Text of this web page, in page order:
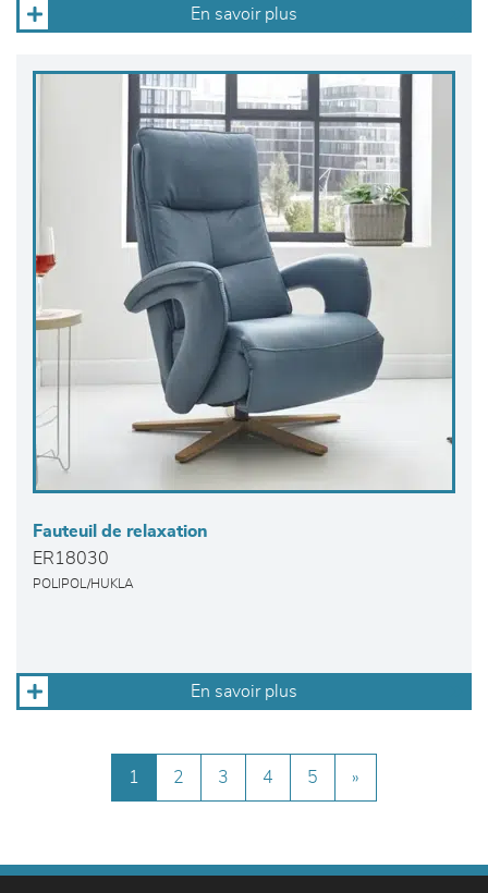
En savoir plus
Fauteuil de relaxation
ER18030
POLIPOL/HUKLA
En savoir plus
1 2 3 4 5 »